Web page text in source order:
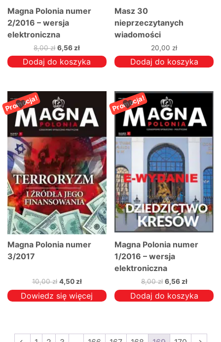
Magna Polonia numer
2/2016 – wersja
elektroniczna
8,00zł Pierwotna
cena
wynosiła:
6,56 złAktualna
cena
wynosi:
Dodaj do koszyka
Masz 30
nieprzeczytanych
wiadomości
20,00 zł
Dodaj do koszyka
Promocja!
Magna Polonia numer
3/2017
10,00zł Pierwotna
cena
wynosiła:
4,50 złAktualna
cena
wynosi:
Dowiedz się więcej
Promocja!
Magna Polonia numer
1/2016 – wersja
elektroniczna
8,00zł Pierwotna
cena
wynosiła:
6,56 złAktualna
cena
wynosi:
Dodaj do koszyka